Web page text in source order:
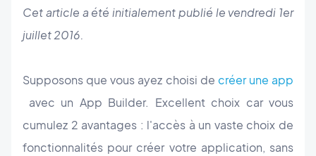
Cet article a été initialement publié le vendredi 1er
juillet 2016.
Supposons que vous ayez choisi de créer une app
avec un App Builder. Excellent choix car vous
cumulez 2 avantages : l'accès à un vaste choix de
fonctionnalités pour créer votre application, sans